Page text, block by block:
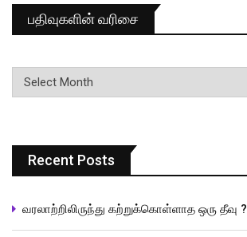
பதிவுகளின் வரிசை
பதிவுகளின்
வரிசை
Recent Posts
வரலாற்றிலிருந்து கற்றுக்கொள்ளாத ஒரு தீவு ?